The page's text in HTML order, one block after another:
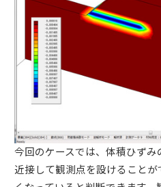
今回のケースでは、体積ひず
近接して観測点を設けること